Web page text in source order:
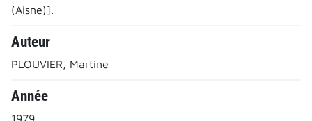
(Aisne)].
Auteur
PLOUVIER, Martine
Année
1979